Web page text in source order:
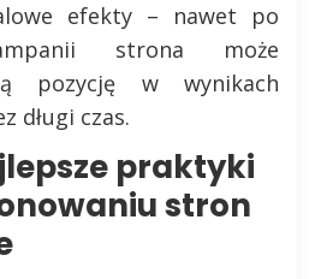
efekty – nawet po
strona może
pozycję w wynikach
długi czas.
praktyki
stron